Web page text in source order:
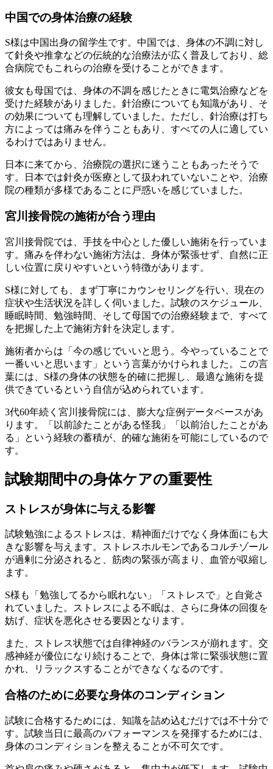
中国での身体治療の経験
S様は中国出身の留学生です。中国では、身体の不調に対し
て針灸や推拿などの伝統的な治療法が広く普及しており、総
合病院でもこれらの治療を受けることができます。
彼女も母国では、身体の不調を感じたときに電気治療などを
受けた経験がありました。針治療についても知識があり、そ
の効果についても理解していました。ただし、針治療は打ち
方によっては痛みを伴うこともあり、すべての人に適してい
るわけではありません。
日本に来てから、治療院の選択に迷うこともあったそうで
す。日本では針灸が医療として扱われていないことや、治療
院の種類が多様であることに戸惑いを感じていました。
宮川接骨院の施術が合う理由
宮川接骨院では、手技を中心とした優しい施術を行っていま
す。痛みを伴わない施術方法は、身体が緊張せず、自然に正
しい位置に戻りやすいという特徴があります。
S様に対しても、まず丁寧にカウンセリングを行い、現在の
症状や生活状況を詳しく伺いました。試験のスケジュール、
睡眠時間、勉強時間、そして母国での治療経験まで、すべて
を把握した上で施術方針を決定します。
施術者からは「今の感じでいいと思う。今やっていることで
一番いいと思います」という言葉がかけられました。この言
葉には、S様の身体の状態を的確に把握し、最適な施術を提
供できているという自信が込められています。
3代60年続く宮川接骨院には、膨大な症例データベースがあ
ります。「以前診たことがある怪我」「以前治したことがあ
る」という経験の蓄積が、的確な施術を可能にしているので
す。
試験期間中の身体ケアの重要性
ストレスが身体に与える影響
試験勉強によるストレスは、精神面だけでなく身体面にも大
きな影響を与えます。ストレスホルモンであるコルチゾール
が過剰に分泌されると、筋肉の緊張が高まり、血管が収縮し
ます。
S様も「勉強してるから眠れない」「ストレスで」と自覚さ
れていました。ストレスによる不眠は、さらに身体の回復を
妨げ、症状を悪化させる要因となります。
また、ストレス状態では自律神経のバランスが崩れます。交
感神経が優位になり続けることで、身体は常に緊張状態に置
かれ、リラックスすることができなくなるのです。
合格のために必要な身体のコンディション
試験に合格するためには、知識を詰め込むだけでは不十分で
す。試験当日に最高のパフォーマンスを発揮するためには、
身体のコンディションを整えることが不可欠です。